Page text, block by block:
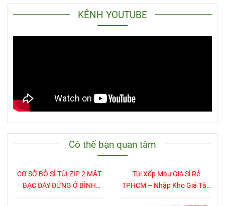
Với mong muốn mang đến cho khách
hàng những trải nghiệm hài lòng nhất khi
KÊNH YOUTUBE
Có thể bạn quan tâm
CƠ SỞ BỎ SỈ TÚI ZIP 2 MẶT
BẠC ĐÁY ĐỨNG Ở BÌNH
Túi Xốp Màu Giá Sỉ Rẻ
TPHCM – Nhập Kho Giá Tận